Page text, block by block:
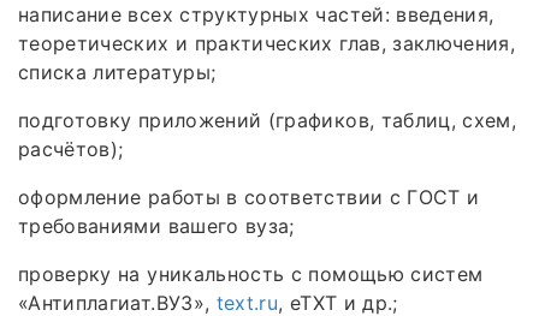
написание всех структурных частей: введения,
теоретических и практических глав, заключения,
списка литературы;
подготовку приложений (графиков, таблиц, схем,
расчётов);
оформление работы в соответствии с ГОСТ и
требованиями вашего вуза;
проверку на уникальность с помощью систем
«Антиплагиат.ВУЗ», text.ru, eTXT и др.;